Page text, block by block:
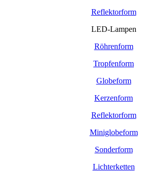
Reflektorform
LED-Lampen
Röhrenform
Tropfenform
Globeform
Kerzenform
Reflektorform
Miniglobeform
Sonderform
Lichterketten